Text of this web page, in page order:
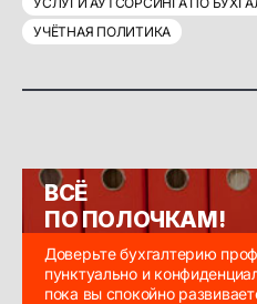
УЧЁТНАЯ ПОЛИТИКА
ВСЁ
ПО ПОЛОЧКАМ!
Доверьте бухгалтерию
пунктуально и
пока вы спокойно